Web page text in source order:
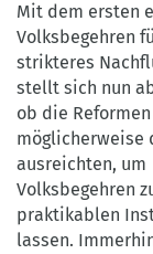
Mit dem ersten
Volksbegehren
strikteres
stellt sich nun
ob die Reformen
möglicherweise
ausreichten, um
Volksbegehren
praktikablen
lassen.